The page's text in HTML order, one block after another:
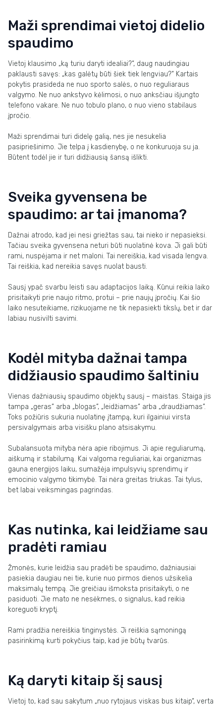
Maži sprendimai vietoj didelio
spaudimo
Vietoj klausimo „ką turiu daryti idealiai?“, daug naudingiau
paklausti savęs: „kas galėtų būti šiek tiek lengviau?“ Kartais
pokytis prasideda ne nuo sporto salės, o nuo reguliaraus
valgymo. Ne nuo ankstyvo kėlimosi, o nuo anksčiau išjungto
telefono vakare. Ne nuo tobulo plano, o nuo vieno stabilaus
įpročio.
Maži sprendimai turi didelę galią, nes jie nesukelia
pasipriešinimo. Jie telpa į kasdienybę, o ne konkuruoja su ja.
Būtent todėl jie ir turi didžiausią šansą išlikti.
Sveika gyvensena be
spaudimo: ar tai įmanoma?
Dažnai atrodo, kad jei nesi griežtas sau, tai nieko ir nepasieksi.
Tačiau sveika gyvensena neturi būti nuolatinė kova. Ji gali būti
rami, nuspėjama ir net maloni. Tai nereiškia, kad visada lengva.
Tai reiškia, kad nereikia savęs nuolat bausti.
Sausį ypač svarbu leisti sau adaptacijos laiką. Kūnui reikia laiko
prisitaikyti prie naujo ritmo, protui – prie naujų įpročių. Kai šio
laiko nesuteikiame, rizikuojame ne tik nepasiekti tikslų, bet ir dar
labiau nusivilti savimi.
Kodėl mityba dažnai tampa
didžiausio spaudimo šaltiniu
Vienas dažniausių spaudimo objektų sausį – maistas. Staiga jis
tampa „geras“ arba „blogas“, „leidžiamas“ arba „draudžiamas“.
Toks požiūris sukuria nuolatinę įtampą, kuri ilgainiui virsta
persivalgymais arba visišku plano atsisakymu.
Subalansuota mityba nėra apie ribojimus. Ji apie reguliarumą,
aiškumą ir stabilumą. Kai valgoma reguliariai, kai organizmas
gauna energijos laiku, sumažėja impulsyvių sprendimų ir
emocinio valgymo tikimybė. Tai nėra greitas triukas. Tai tylus,
bet labai veiksmingas pagrindas.
Kas nutinka, kai leidžiame sau
pradėti ramiau
Žmonės, kurie leidžia sau pradėti be spaudimo, dažniausiai
pasiekia daugiau nei tie, kurie nuo pirmos dienos užsikelia
maksimalų tempą. Jie greičiau išmoksta prisitaikyti, o ne
pasiduoti. Jie mato ne nesėkmes, o signalus, kad reikia
koreguoti kryptį.
Rami pradžia nereiškia tinginystės. Ji reiškia sąmoningą
pasirinkimą kurti pokyčius taip, kad jie būtų tvarūs.
Ką daryti kitaip šį sausį
Vietoj to, kad sau sakytum „nuo rytojaus viskas bus kitaip“, verta